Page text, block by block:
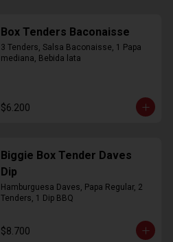
Box Tenders Baconaisse
3 Tenders, Salsa Baconaisse, 1 Papa
mediana, Bebida lata
$6.200
Biggie Box Tender Daves
Dip
Hamburguesa Daves, Papa Regular, 2
Tenders, 1 Dip BBQ
$8.700